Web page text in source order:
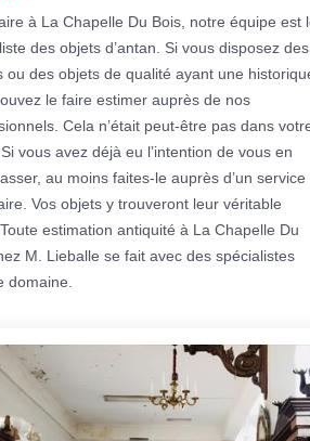
à La Chapelle Du Bois, notre équipe est
des objets d’antan. Si vous disposez des
ou des objets de qualité ayant une
le faire estimer auprès de nos
Cela n’était peut-être pas dans
vous avez déjà eu l’intention de vous en
au moins faites-le auprès d’un service
Vos objets y trouveront leur véritable
estimation antiquité à La Chapelle Du
M. Lieballe se fait avec des spécialistes
domaine.